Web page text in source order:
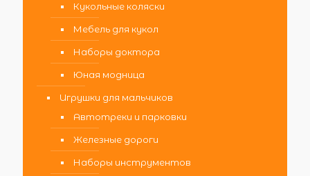
Кукольные коляски
Мебель для кукол
Наборы доктора
Юная модница
Игрушки для мальчиков
Автотреки и парковки
Железные дороги
Наборы инструментов